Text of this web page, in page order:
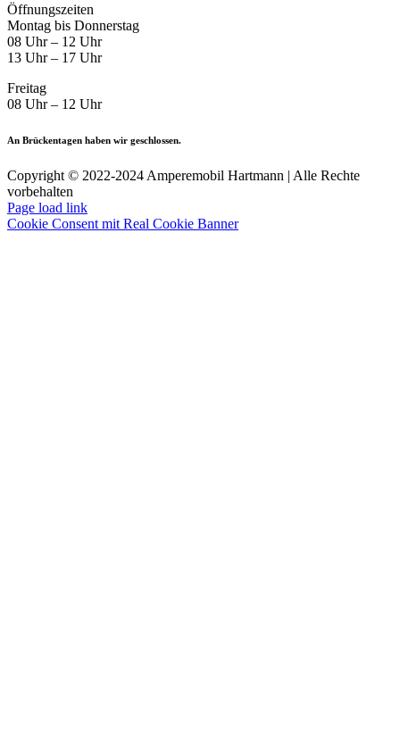
Öffnungszeiten
Montag bis Donnerstag
08 Uhr – 12 Uhr
13 Uhr – 17 Uhr
Freitag
08 Uhr – 12 Uhr
An Brückentagen haben wir geschlossen.
Copyright © 2022-2024 Amperemobil Hartmann | Alle Rechte
vorbehalten
Facebook
Twitter
Instagram
Pinterest
Page load link
Cookie Consent mit Real Cookie Banner